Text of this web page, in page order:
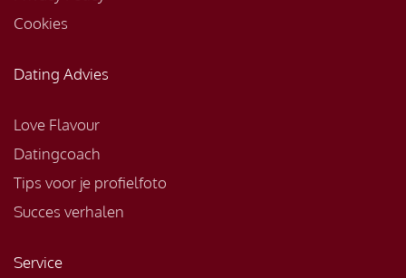
Cookies
Dating Advies
Love Flavour
Datingcoach
Tips voor je profielfoto
Succes verhalen
Service